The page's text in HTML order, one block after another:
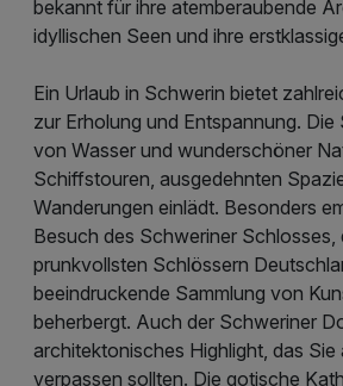
bekannt für ihre atemberaubende
idyllischen Seen und ihre
Ein Urlaub in Schwerin bietet
zur Erholung und Entspannung. Die
von Wasser und wunderschöner
Schiffstouren, ausgedehnten
Wanderungen einlädt. Besonders
Besuch des Schweriner Schlosses,
prunkvollsten Schlössern
beeindruckende Sammlung von
beherbergt. Auch der Schweriner
architektonisches Highlight, das Sie
verpassen sollten. Die gotische